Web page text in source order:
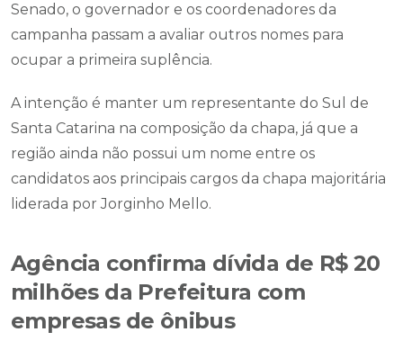
Senado, o governador e os coordenadores da
campanha passam a avaliar outros nomes para
ocupar a primeira suplência.
A intenção é manter um representante do Sul de
Santa Catarina na composição da chapa, já que a
região ainda não possui um nome entre os
candidatos aos principais cargos da chapa majoritária
liderada por Jorginho Mello.
Agência confirma dívida de R$ 20
milhões da Prefeitura com
empresas de ônibus